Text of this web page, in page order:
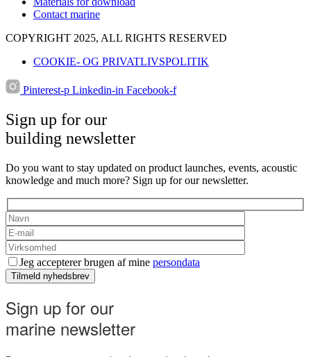
Contact marine
COPYRIGHT 2025, ALL RIGHTS RESERVED
COOKIE- OG PRIVATLIVSPOLITIK
Pinterest-p Linkedin-in Facebook-f
Sign up for our
building newsletter
Do you want to stay updated on product launches, events, acoustic
knowledge and much more? Sign up for our newsletter.
Jeg accepterer brugen af mine persondata
Tilmeld nyhedsbrev
Sign up for our
marine newsletter